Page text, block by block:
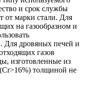
и срок службы
от марки стали. Для
на газообразном и
Для дровяных печей и
газов
изготовленные из
толщиной не